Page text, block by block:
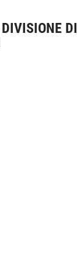
DI